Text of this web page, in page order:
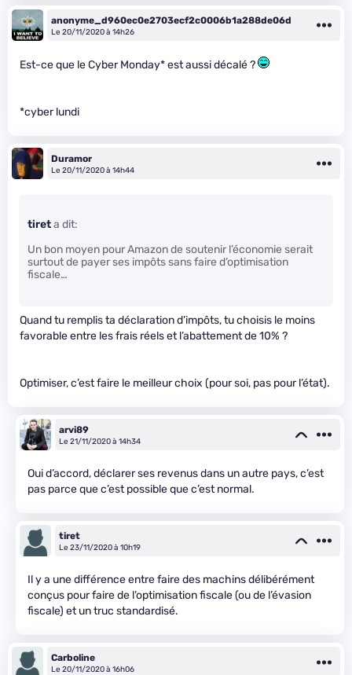
anonyme_d960ec0e2703ecf2c0006b1a288de06d
Le 20/11/2020 à 14h26
Est-ce que le Cyber Monday* est aussi décalé ?
*cyber lundi
Duramor
Le 20/11/2020 à 14h44
tireta dit:
Un bon moyen pour Amazon de soutenir l’économie serait
surtout de payer ses impôts sans faire d’optimisation
fiscale…
Quand tu remplis ta déclaration d’impôts, tu choisis le moins
favorable entre les frais réels et l’abattement de 10% ?
Optimiser, c’est faire le meilleur choix (pour soi, pas pour l’état).
arvi89
Le 21/11/2020 à 14h34
Oui d’accord, déclarer ses revenus dans un autre pays, c’est
pas parce que c’est possible que c’est normal.
tiret
Le 23/11/2020 à 10h19
Il y a une différence entre faire des machins délibérément
conçus pour faire de l’optimisation fiscale (ou de l’évasion
fiscale) et un truc standardisé.
Carboline
Le 20/11/2020 à 16h06